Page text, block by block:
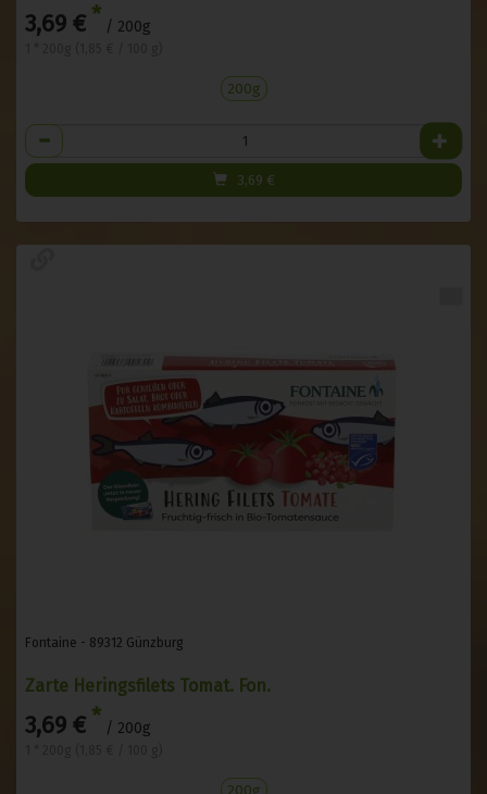
3,69 € * / 200g
200g
Anzahl
3,69 €
Fontaine - 89312 Günzburg
Zarte Heringsfilets Tomat. Fon.
3,69 € * / 200g
200g